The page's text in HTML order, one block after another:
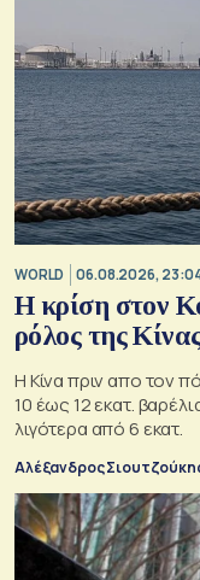
WORLD 06.08.2026,
Η κρίση στoν
ρόλος της
Η Κίνα πριν απο τον
10 έως 12 εκατ.
λιγότερα από 6 εκατ.
Αλέξανδρος